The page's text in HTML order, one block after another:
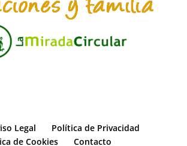
Legal
Política de Privacidad
de Cookies
Contacto